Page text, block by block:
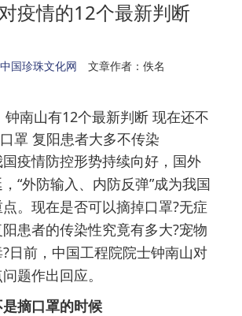
疫情的12个最新判断
中国珍珠文化网 文章作者：佚名
情防控形势持续向好，国外
“外防输入、内防反弹”成为我国
。现在是否可以摘掉口罩?无症
患者的传染性究竟有多大?宠物
日前，中国工程院院士钟南山对
题作出回应。
摘口罩的时候